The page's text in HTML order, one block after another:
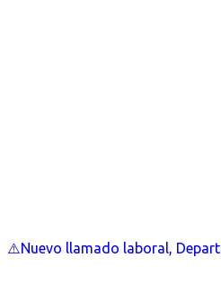
⚠️Nuevo llamado laboral,